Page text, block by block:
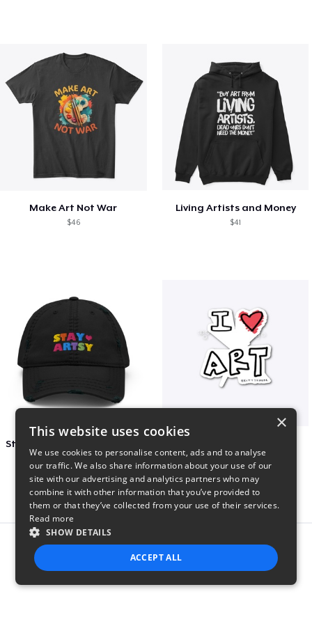
Make Art Not War
$46
Living Artists and Money
$41
$27 $7
Report this product
×
This website uses cookies
We use cookies to personalise content, ads and to analyse
our traffic. We also share information about your use of our
site with our advertising and analytics partners who may
combine it with other information that you’ve provided to
them or that they’ve collected from your use of their services.
Read more
SHOW DETAILS
ACCEPT ALL
STRICTLY NECESSARY PERFORMANCE